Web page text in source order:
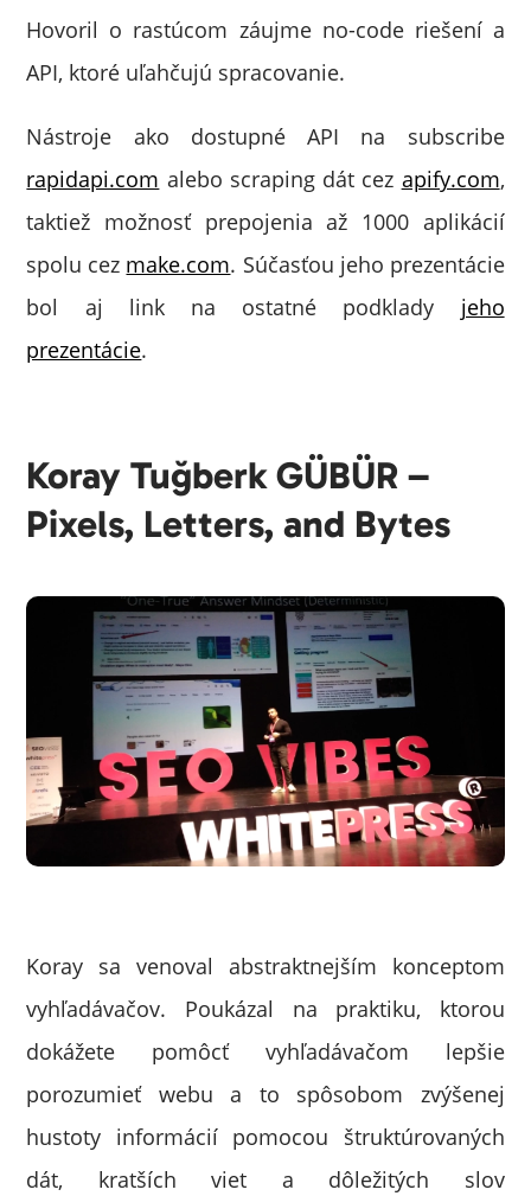
Hovoril o rastúcom záujme no-code riešení a
API, ktoré uľahčujú spracovanie.
Nástroje ako dostupné API na subscribe
rapidapi.com alebo scraping dát cez apify.com,
taktiež možnosť prepojenia až 1000 aplikácií
spolu cez make.com. Súčasťou jeho prezentácie
bol aj link na ostatné podklady jeho
prezentácie.
Koray Tuğberk GÜBÜR –
Pixels, Letters, and Bytes
Koray sa venoval abstraktnejším konceptom
vyhľadávačov. Poukázal na praktiku, ktorou
dokážete pomôcť vyhľadávačom lepšie
porozumieť webu a to spôsobom zvýšenej
hustoty informácií pomocou štruktúrovaných
dát, kratších viet a dôležitých slov